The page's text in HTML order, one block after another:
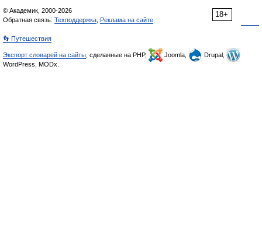
18+
© Академик, 2000-2026
Обратная связь: Техподдержка Реклама на сайте
👣 Путешествия
Экспорт словарей на сайты , сделанные на PHP, Joomla,
Drupal,
WordPress, MODx.